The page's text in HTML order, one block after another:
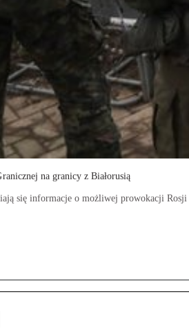
na granicy z Białorusią
się informacje o możliwej prowokacji